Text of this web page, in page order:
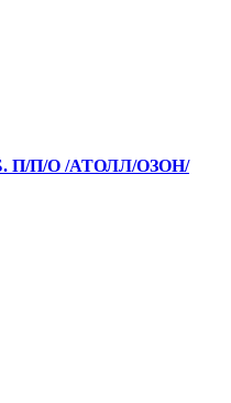
П/П/О /АТОЛЛ/ОЗОН/